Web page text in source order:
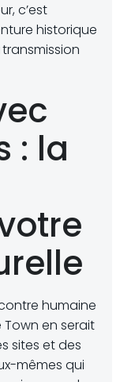
c’est
historique
: la
humaine
Town en serait
sites et des
mêmes qui